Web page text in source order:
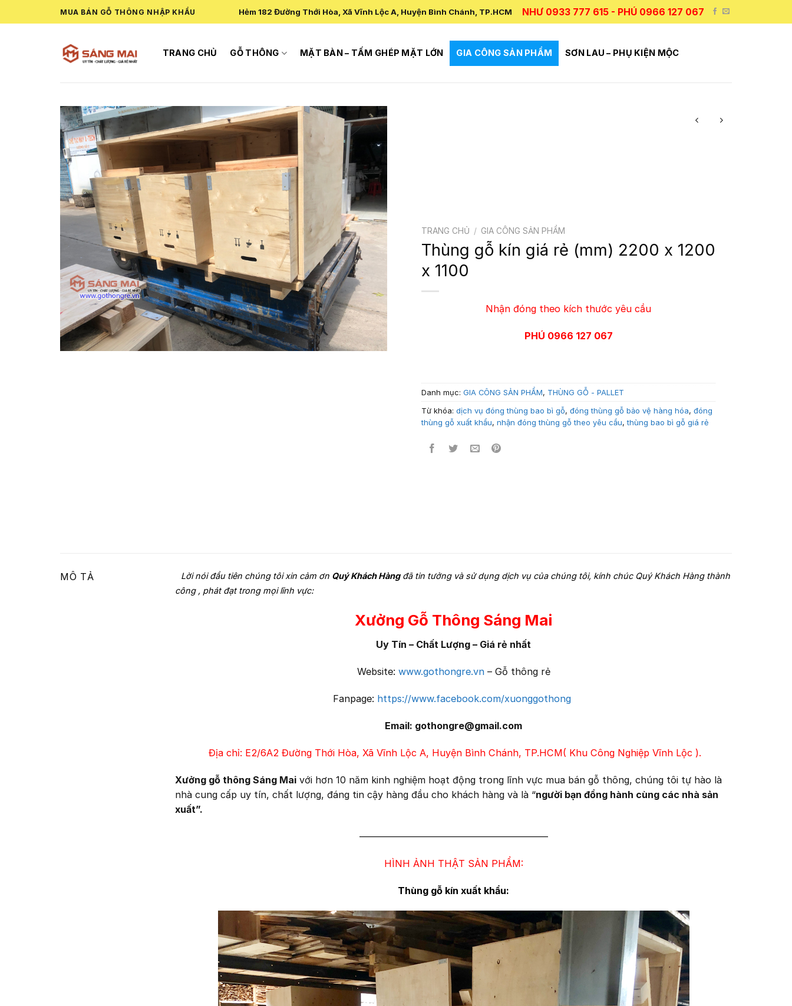
to
MUA BÁN GỖ THÔNG NHẬP KHẨU Hẻm 182 Đường Thới Hòa, Xã Vĩnh Lộc A, Huyện Bình Chánh, TP.HCM NHƯ 0933 777 615 - PHÚ 0966 127 067
TRANG CHỦ GỖ THÔNG MẶT BÀN – TẤM GHÉP MẶT LỚN GIA CÔNG SẢN PHẨM SƠN LAU – PHỤ KIỆN MỘC
TRANG CHỦ / GIA CÔNG SẢN PHẨM
Thùng gỗ kín giá rẻ (mm) 2200 x 1200
x 1100
Nhận đóng theo kích thước yêu cầu
PHÚ 0966 127 067
Danh mục: GIA CÔNG SẢN PHẨM, THÙNG GỖ - PALLET
Từ khóa: dịch vụ đóng thùng bao bì gỗ, đóng thùng gỗ bảo vệ hàng hóa, đóng
thùng gỗ xuất khẩu, nhận đóng thùng gỗ theo yêu cầu,thùng bao bì gỗ giá rẻ
MÔ TẢ Lời nói đầu tiên chúng tôi xin cảm ơn Quý Khách Hàngđã tin tưởng và sử dụng dịch vụ của chúng tôi, kính chúc Quý Khách Hàng thành
công , phát đạt trong mọi lĩnh vực:
Xưởng Gỗ Thông Sáng Mai
Uy Tín – Chất Lượng – Giá rẻ nhất
Website: www.gothongre.vn– Gỗ thông rẻ
Fanpage: https://www.facebook.com/xuonggothong
Email: gothongre@gmail.com
Địa chỉ: E2/6A2 Đường Thới Hòa, Xã Vĩnh Lộc A, Huyện Bình Chánh, TP.HCM( Khu Công Nghiệp Vĩnh Lộc ).
Xưởng gỗ thông Sáng Mai với hơn 10 năm kinh nghiệm hoạt động trong lĩnh vực mua bán gỗ thông, chúng tôi tự hào là
nhà cung cấp uy tín, chất lượng, đáng tin cậy hàng đầu cho khách hàng và là “người bạn đồng hành cùng các nhà sản
xuất”.
————————————————————
HÌNH ẢNH THẬT SẢN PHẨM:
Thùng gỗ kín xuất khẩu: